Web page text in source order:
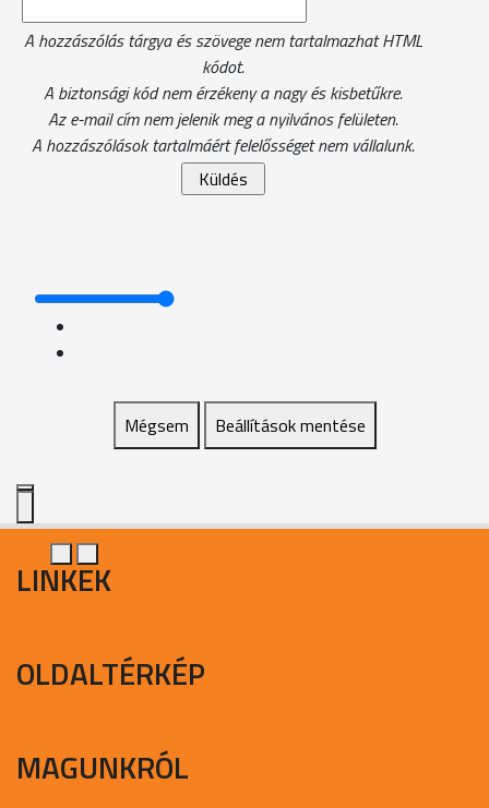
A hozzászólás tárgya és szövege nem tartalmazhat HTML
kódot.
A biztonsági kód nem érzékeny a nagy és kisbetűkre.
Az e-mail cím nem jelenik meg a nyilvános felületen.
A hozzászólások tartalmáért felelősséget nem vállalunk.
Mégsem Beállítások mentése
LINKEK
OLDALTÉRKÉP
MAGUNKRÓL